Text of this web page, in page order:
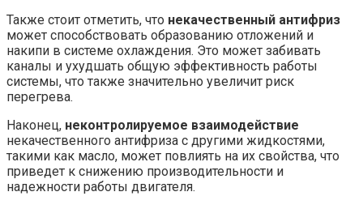
Также стоит отметить, что некачественный антифриз
может способствовать образованию отложений и
накипи в системе охлаждения. Это может забивать
каналы и ухудшать общую эффективность работы
системы, что также значительно увеличит риск
перегрева.
Наконец, неконтролируемое взаимодействие
некачественного антифриза с другими жидкостями,
такими как масло, может повлиять на их свойства, что
приведет к снижению производительности и
надежности работы двигателя.